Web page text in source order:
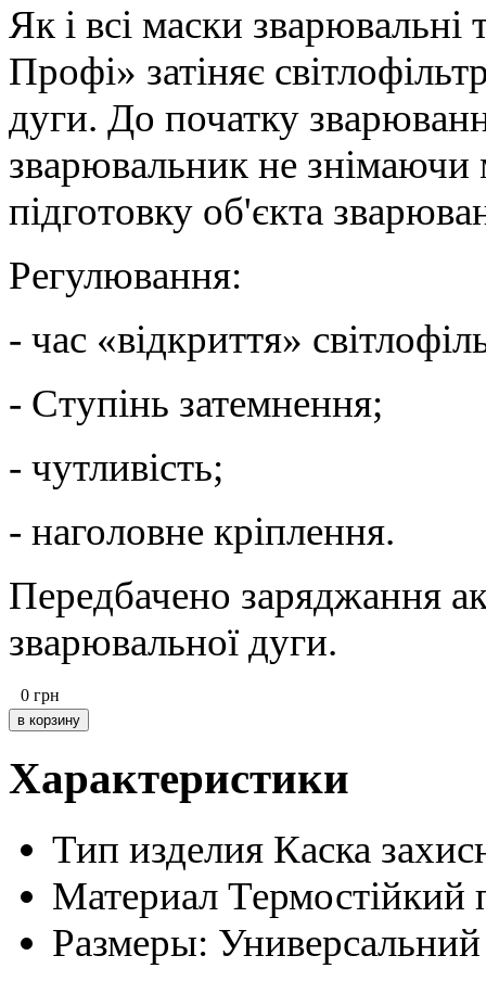
Як і всі маски
Профі» затіняє
дуги. До початку
зварювальник не
підготовку об'єкта
Регулювання:
- час «відкриття»
- Ступінь затемнення;
- чутливість;
- наголовне кріплення.
Передбачено заряджання
зварювальної дуги.
0 грн
Характеристики
Тип изделия Каска
Материал Термостійкий
Размеры: Универсальний